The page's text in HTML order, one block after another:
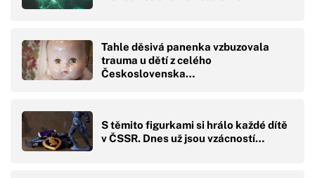
Tahle děsivá panenka vzbuzovala
trauma u dětí z celého
Československa…
S těmito figurkami si hrálo každé dítě
v ČSSR. Dnes už jsou vzácností…